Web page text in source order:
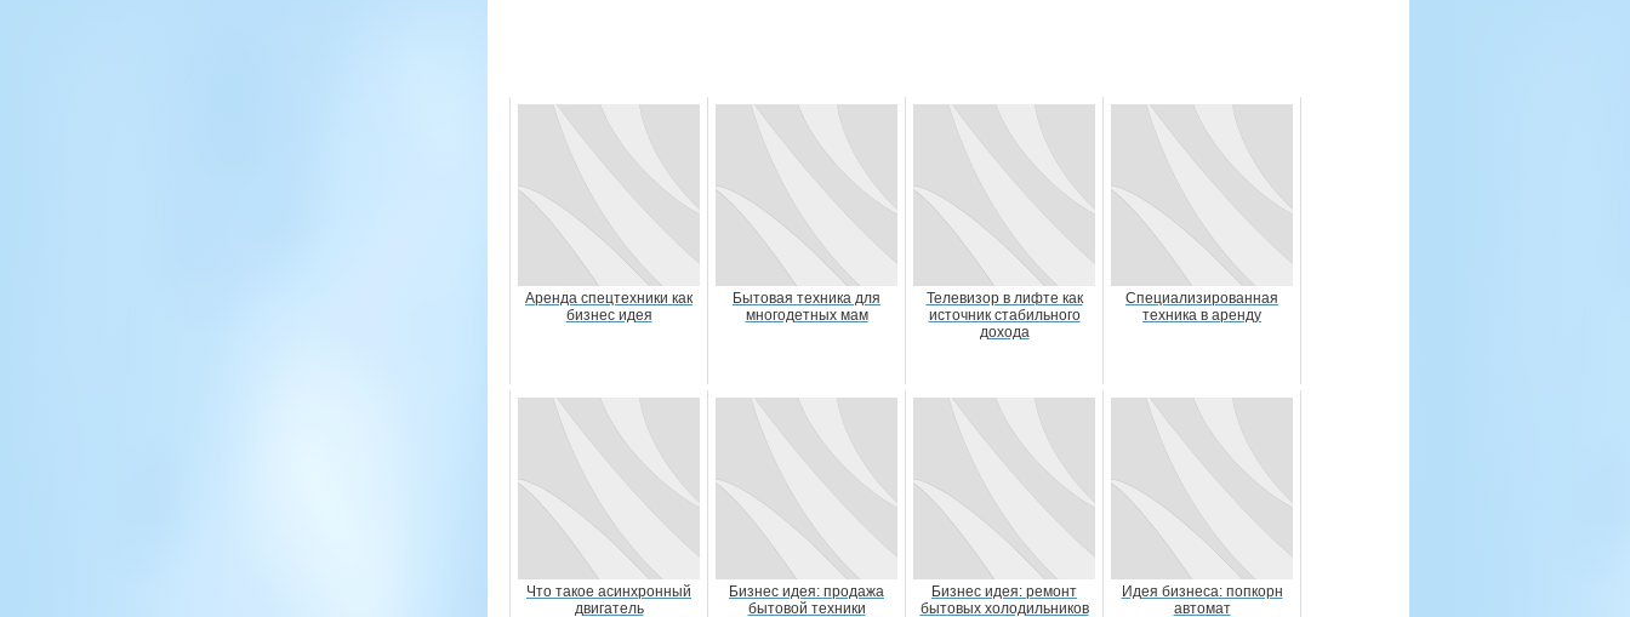
Аренда спецтехники как
бизнес идея
Бытовая техника для
многодетных мам
Телевизор в лифте как
источник стабильного
дохода
Специализированная
техника в аренду
Что такое асинхронный
двигатель
Бизнес идея: продажа
бытовой техники
Бизнес идея: ремонт
бытовых холодильников
Идея бизнеса: попкорн
автомат